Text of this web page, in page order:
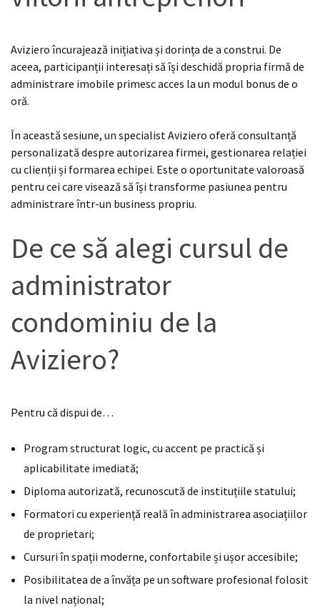
Aviziero încurajează inițiativa și dorința de a construi. De
aceea, participanții interesați să își deschidă propria firmă de
administrare imobile primesc acces la un modul bonus de o
oră.
În această sesiune, un specialist Aviziero oferă consultanță
personalizată despre autorizarea firmei, gestionarea relației
cu clienții și formarea echipei. Este o oportunitate valoroasă
pentru cei care visează să își transforme pasiunea pentru
administrare într-un business propriu.
De ce să alegi cursul de
administrator
condominiu de la
Aviziero?
Pentru că dispui de…
Program structurat logic, cu accent pe practică și
aplicabilitate imediată;
Diploma autorizată, recunoscută de instituțiile statului;
Formatori cu experiență reală în administrarea asociațiilor
de proprietari;
Cursuri în spații moderne, confortabile și ușor accesibile;
Posibilitatea de a învăța pe un software profesional folosit
la nivel național;